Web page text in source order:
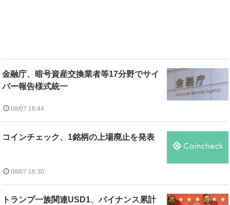
金融庁、暗号資産交換業者等17分野でサイ
バー報告様式統一
08/07 16:44
コインチェック、1銘柄の上場廃止を発表
08/07 16:30
トランプ一族関連USD1、バイナンス累計